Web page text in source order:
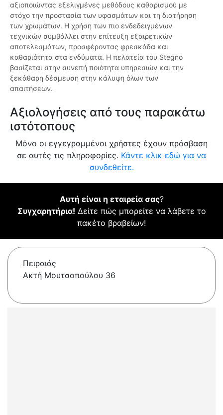
αξιοποιώντας εξελιγμένες μεθόδους καθαρισμού με
στόχο την προστασία των υφασμάτων και τη διατήρηση
των χρωμάτων. Η χρήση των πιο ενδεδειγμένων
τεχνικών συμβάλλει στην επίτευξη εξαιρετικών
αποτελεσμάτων, προσφέροντας φρεσκάδα και
καθαριότητα στα ενδύματα. Η πελατεία του Stegno
βασίζεται στην συνεπή ποιότητα υπηρεσιών και την
ξεκάθαρη δέσμευση στην κάλυψη όλων των
απαιτήσεων.
Αξιολογήσεις από τους παρακάτω
ιστότοπους
Μόνο οι εγγεγραμμένοι χρήστες έχουν πρόσβαση
σε αυτές τις πληροφορίες. Κάντε κλικ εδώ για να
συνδεθείτε.
Αυτή είναι η εταιρεία σας?
Συγχαρητήρια! Δείτε πώς μπορείτε να λάβετε το
πακέτο βραβείων!
Πειραιάς
Ακτή Μουτσοπούλου 36